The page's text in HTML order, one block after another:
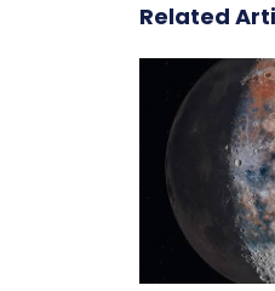
Related